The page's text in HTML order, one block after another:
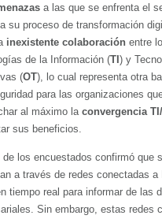
a las que se enfrenta el
su proceso de transformación
inexistente colaboración entre
de la Información (TI) y
(OT), lo cual representa otra
para las organizaciones
al máximo laconvergencia
sus beneficios.
de los encuestados confirmó que
a través de redes conectadas
tiempo real para informar de las
Sin embargo, estas redes